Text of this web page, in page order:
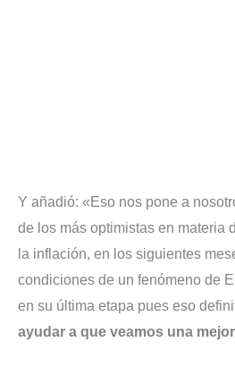
Y añadió: «Eso nos pone a
de los más optimistas en materia
la inflación, en los siguientes
condiciones de un fenómeno de
en su última etapa pues eso
ayudar a que veamos una